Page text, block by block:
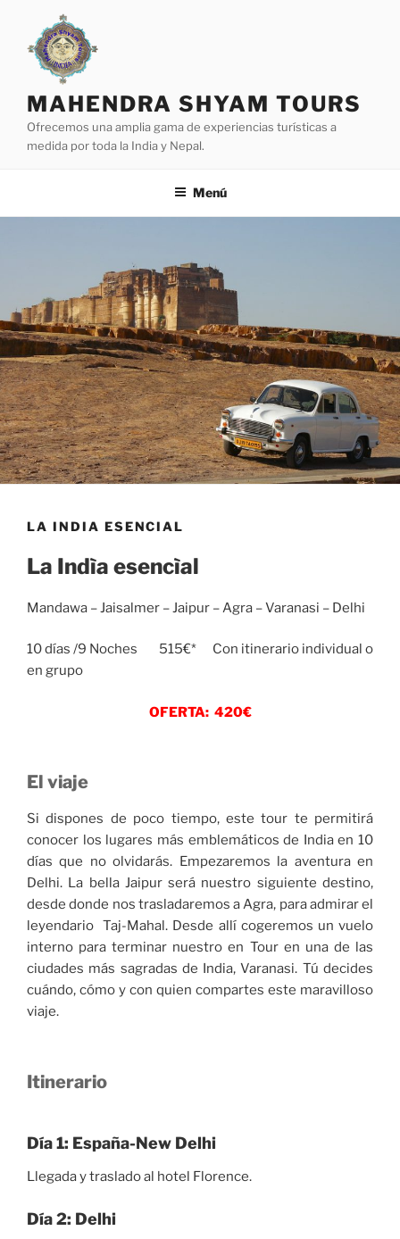
contenido
MAHENDRA SHYAM TOURS
Ofrecemos una amplia gama de experiencias turísticas a
medida por toda la India y Nepal.
Menú
LA INDIA ESENCIAL
La Indìa esencìal
Mandawa – Jaisalmer – Jaipur – Agra – Varanasi – Delhi
10 días /9 Noches 515€* Con itinerario individual o
en grupo
OFERTA: 420€
El viaje
Si dispones de poco tiempo, este tour te permitirá
conocer los lugares más emblemáticos de India en 10
días que no olvidarás. Empezaremos la aventura en
Delhi. La bella Jaipur será nuestro siguiente destino,
desde donde nos trasladaremos a Agra, para admirar el
leyendario Taj-Mahal. Desde allí cogeremos un vuelo
interno para terminar nuestro en Tour en una de las
ciudades más sagradas de India, Varanasi. Tú decides
cuándo, cómo y con quien compartes este maravilloso
viaje.
Itinerario
Día 1: España-New Delhi
Llegada y traslado al hotel Florence.
Día 2: Delhi